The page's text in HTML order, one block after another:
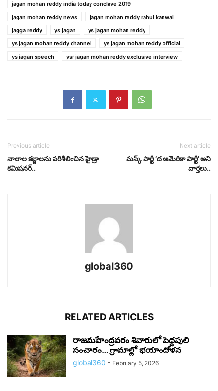
jagan mohan reddy india today conclave 2019
jagan mohan reddy news
jagan mohan reddy rahul kanwal
jagga reddy
ys jagan
ys jagan mohan reddy
ys jagan mohan reddy channel
ys jagan mohan reddy official
ys jagan speech
ysr jagan mohan reddy exclusive interview
Previous article
నాలాల క‌బ్జాల‌ను పరిశీలించిన హైడ్రా
కమిషనర్..
Next article
మస్క్‌ పార్టీ ‘ద అమెరికా పార్టీ’ అని
వార్తలు..
global360
RELATED ARTICLES
రాజమహేంద్రవరం శివారులో పెద్దపులి
సంచారం… గ్రామాల్లో భయాందోళన
global360 - February 5, 2026